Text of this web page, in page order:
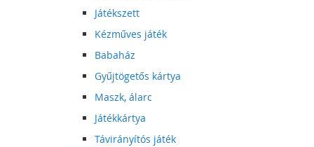
Játékszett
Kézműves játék
Babaház
Gyűjtögetős kártya
Maszk, álarc
Játékkártya
Távirányítós játék